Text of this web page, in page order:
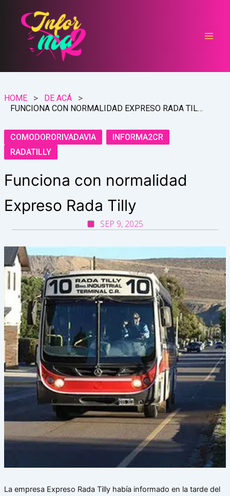
contenido
HOME
DE ACÁ
FUNCIONA CON NORMALIDAD EXPRESO RADA TILLY
COMODORORIVADAVIA
INFORMA2CR
RADATILLY
Funciona con normalidad
Expreso Rada Tilly
SEP 9, 2025
La empresa Expreso Rada Tilly había informado en la tarde del